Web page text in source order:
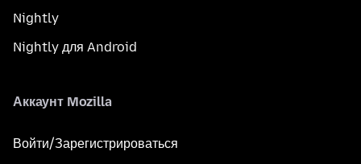
Nightly
Nightly для Android
Аккаунт Mozilla
Войти/Зарегистрироваться